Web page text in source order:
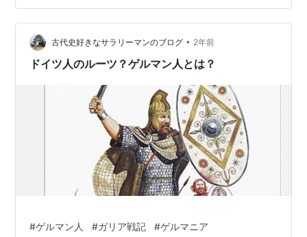
に属するゲルマン語派（ドイツ語や英語の先祖）を使用
し、自然信仰を持つ人々です。 元は北欧を起源とし、本
作品の紀元前1世紀頃のローマ帝国時代には、ライン川・
ドナウ川の北方地域に進出し、ローマ帝国の東・北の領
古代史好きなサラリーマンのブログ • 2年前
ドイツ人のルーツ？ゲルマン人とは？
#ゲルマン人 #ガリア戦記 #ゲルマニア